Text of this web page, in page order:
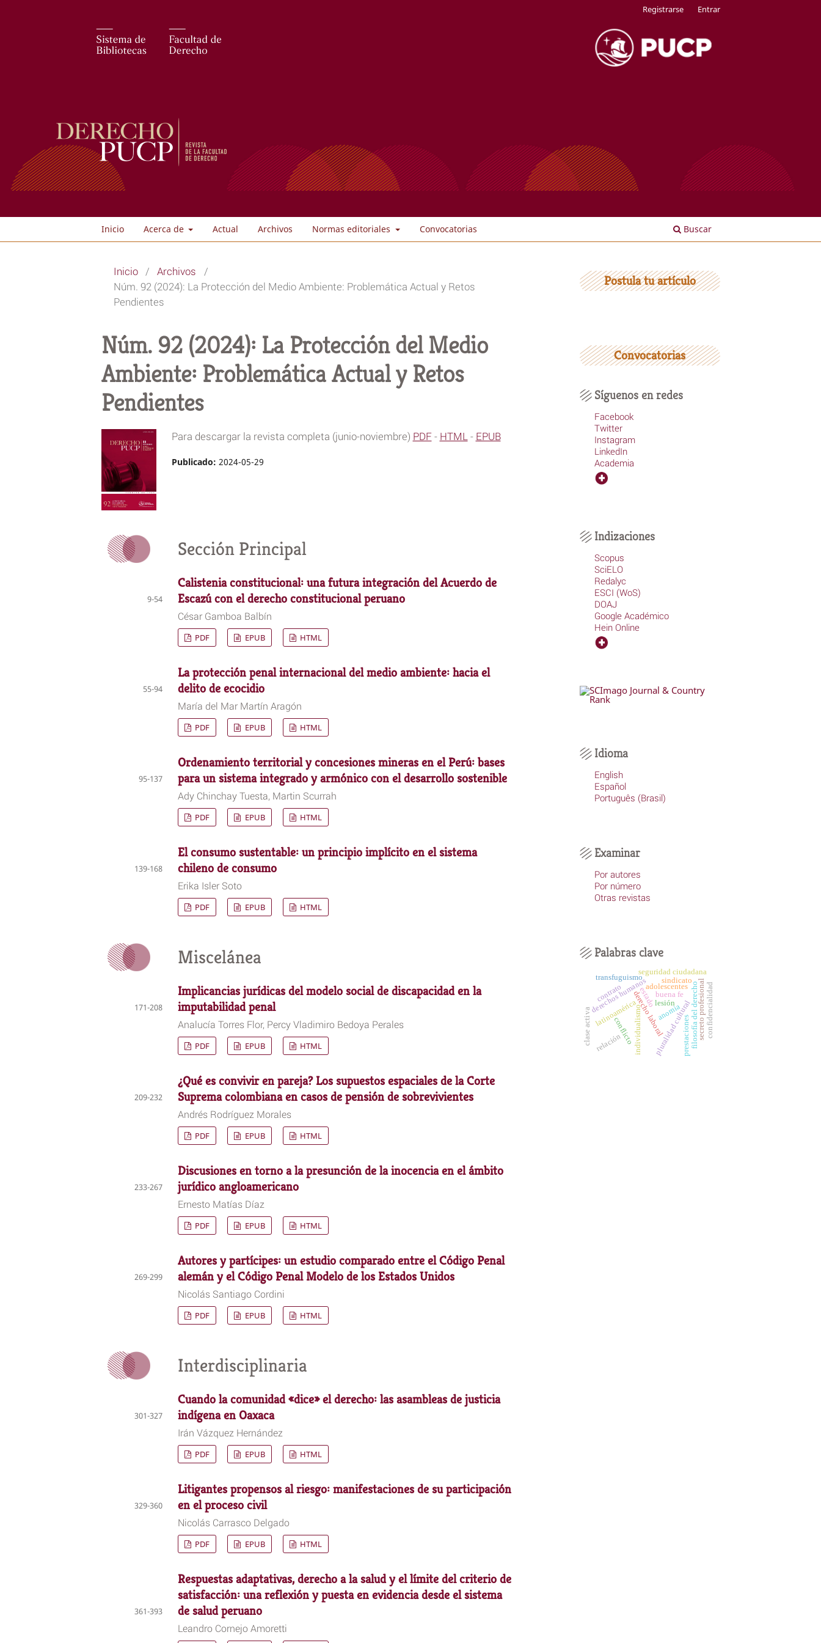
Inicio Acerca de Actual Archivos Normas editoriales Convocatorias Buscar
Registrarse Entrar
Inicio / Archivos
/
Núm. 92 (2024): La Protección del Medio Ambiente: Problemática Actual y Retos
Pendientes
Núm. 92 (2024): La Protección del Medio
Ambiente: Problemática Actual y Retos
Pendientes
Para descargar la revista completa (junio-noviembre) PDF- HTML- EPUB
Publicado: 2024-05-29
Sección Principal
Calistenia constitucional: una futura integración del Acuerdo de
Escazú con el derecho constitucional peruano
César Gamboa Balbín
9-54
PDF EPUB HTML
La protección penal internacional del medio ambiente: hacia el
delito de ecocidio
María del Mar Martín Aragón
55-94
PDF EPUB HTML
Ordenamiento territorial y concesiones mineras en el Perú: bases
para un sistema integrado y armónico con el desarrollo sostenible
Ady Chinchay Tuesta, Martin Scurrah
95-137
PDF EPUB HTML
El consumo sustentable: un principio implícito en el sistema
chileno de consumo
Erika Isler Soto
139-168
PDF EPUB HTML
Miscelánea
Implicancias jurídicas del modelo social de discapacidad en la
imputabilidad penal
Analucía Torres Flor, Percy Vladimiro Bedoya Perales
171-208
PDF EPUB HTML
¿Qué es convivir en pareja? Los supuestos espaciales de la Corte
Suprema colombiana en casos de pensión de sobrevivientes
Andrés Rodríguez Morales
209-232
PDF EPUB HTML
Discusiones en torno a la presunción de la inocencia en el ámbito
jurídico angloamericano
Ernesto Matías Díaz
233-267
PDF EPUB HTML
Autores y partícipes: un estudio comparado entre el Código Penal
alemán y el Código Penal Modelo de los Estados Unidos
Nicolás Santiago Cordini
269-299
PDF EPUB HTML
Interdisciplinaria
Cuando la comunidad «dice» el derecho: las asambleas de justicia
indígena en Oaxaca
Irán Vázquez Hernández
301-327
PDF EPUB HTML
Litigantes propensos al riesgo: manifestaciones de su participación
en el proceso civil
Nicolás Carrasco Delgado
329-360
PDF EPUB HTML
Respuestas adaptativas, derecho a la salud y el límite del criterio de
satisfacción: una reflexión y puesta en evidencia desde el sistema
de salud peruano
Leandro Cornejo Amoretti
361-393
Postula tu artículo
Convocatorias
Síguenos en redes
Facebook
Twitter
Instagram
LinkedIn
Academia
Indizaciones
Scopus
SciELO
Redalyc
ESCI (WoS)
DOAJ
Google Académico
Hein Online
Idioma
English
Español
Português (Brasil)
Examinar
Por autores
Por número
Otras revistas
Palabras clave
derecho laboral
derechos humanos
individualismo pluralidad culturalfilosofía del derecho
transfuguismo
anomia
seguridad ciudadana
latinoamérica
conflicto
estado secreto profesionalconfidencialidad
adolescentes
clase activa
lesión
prestaciones
contrato buena fe
sindicato
relación